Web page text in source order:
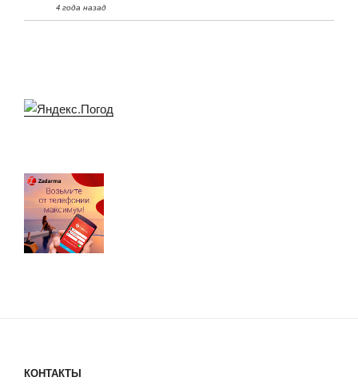
4 года назад
КОНТАКТЫ